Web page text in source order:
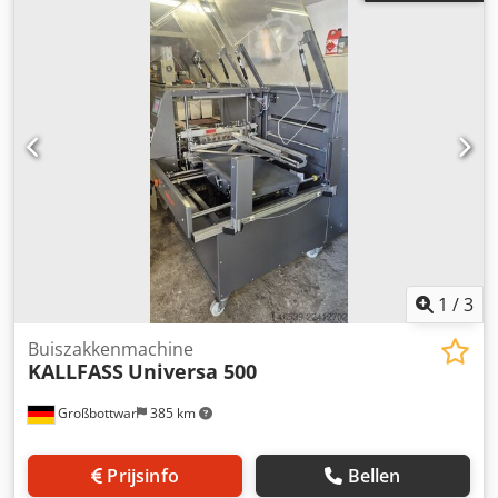
1 /3
Großbottwar 385 km
Buiszakkenmachine
KALLFASS Universa 500
Prijsinfo Bellen